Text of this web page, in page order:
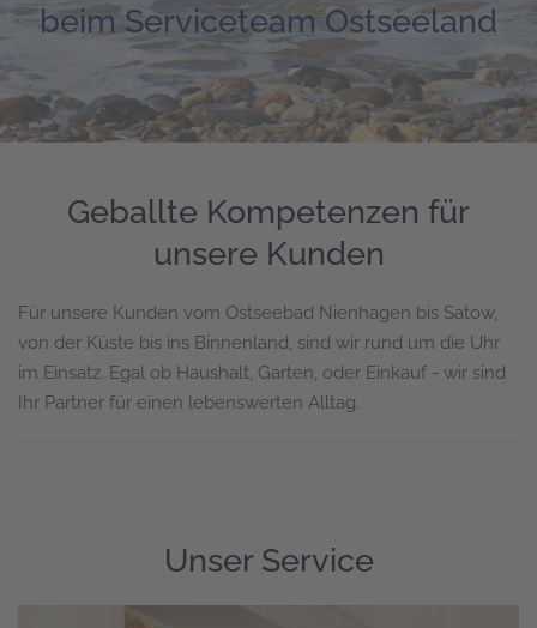
beim Serviceteam Ostseeland
Geballte Kompetenzen für
unsere Kunden
Für unsere Kunden vom Ostseebad Nienhagen bis Satow,
von der Küste bis ins Binnenland, sind wir rund um die Uhr
im Einsatz. Egal ob Haushalt, Garten, oder Einkauf - wir sind
Ihr Partner für einen lebenswerten Alltag.
Unser Service